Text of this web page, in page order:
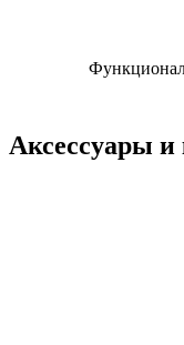
Аксессуары